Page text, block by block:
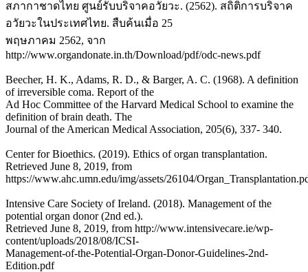
สภากาชาดไทย ศูนย์รับบริจาคอวัยวะ. (2562). สถิติการบริจาค
อวัยวะในประเทศไทย. สืบค้นเมื่อ 25
พฤษภาคม 2562, จาก
http://www.organdonate.in.th/Download/pdf/odc-news.pdf
Beecher, H. K., Adams, R. D., & Barger, A. C. (1968). A definition
of irreversible coma. Report of the
Ad Hoc Committee of the Harvard Medical School to examine the
definition of brain death. The
Journal of the American Medical Association, 205(6), 337- 340.
Center for Bioethics. (2019). Ethics of organ transplantation.
Retrieved June 8, 2019, from
https://www.ahc.umn.edu/img/assets/26104/
Intensive Care Society of Ireland. (2018). Management of the
potential organ donor (2nd ed.).
Retrieved June 8, 2019, from http://www.intensivecare.ie/wp-
content/uploads/2018/08/ICSI-
Management-of-the-Potential-Organ-Donor-Guidelines-2nd-
Edition.pdf